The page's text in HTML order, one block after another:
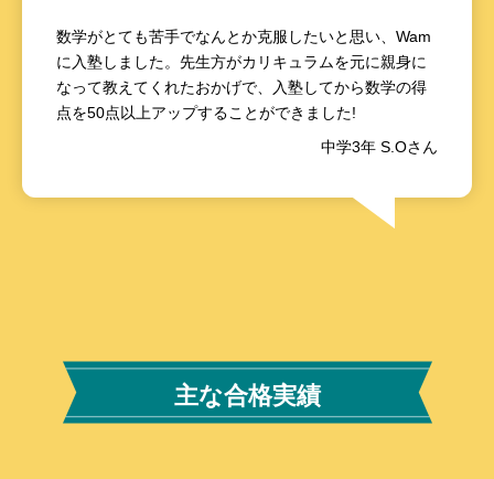
数学がとても苦手でなんとか克服したいと思い、Wam
に入塾しました。先生方がカリキュラムを元に親身に
なって教えてくれたおかげで、入塾してから数学の得
点を50点以上アップすることができました!
中学3年 S.Oさん
主な合格実績